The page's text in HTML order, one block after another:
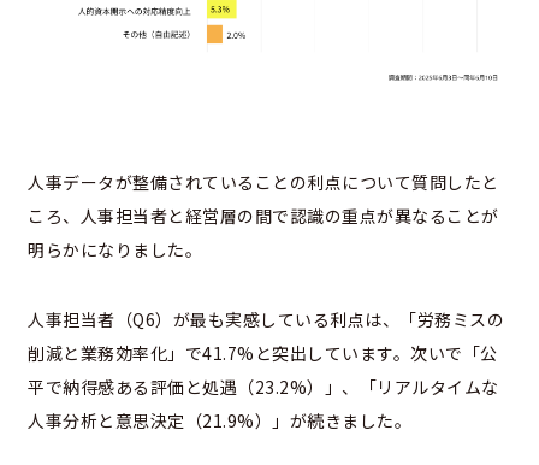
人事データが整備されていることの利点について質問したと
ころ、人事担当者と経営層の間で認識の重点が異なることが
明らかになりました。
人事担当者（Q6）が最も実感している利点は、「労務ミスの
削減と業務効率化」で41.7%と突出しています。次いで「公
平で納得感ある評価と処遇（23.2%）」、「リアルタイムな
人事分析と意思決定（21.9%）」が続きました。